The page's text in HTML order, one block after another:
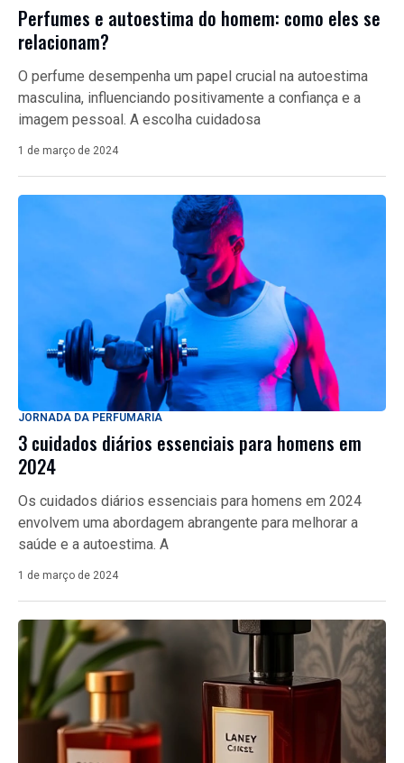
Perfumes e autoestima do homem: como eles se
relacionam?
O perfume desempenha um papel crucial na autoestima
masculina, influenciando positivamente a confiança e a
imagem pessoal. A escolha cuidadosa
1 de março de 2024
JORNADA DA PERFUMARIA
3 cuidados diários essenciais para homens em
2024
Os cuidados diários essenciais para homens em 2024
envolvem uma abordagem abrangente para melhorar a
saúde e a autoestima. A
1 de março de 2024